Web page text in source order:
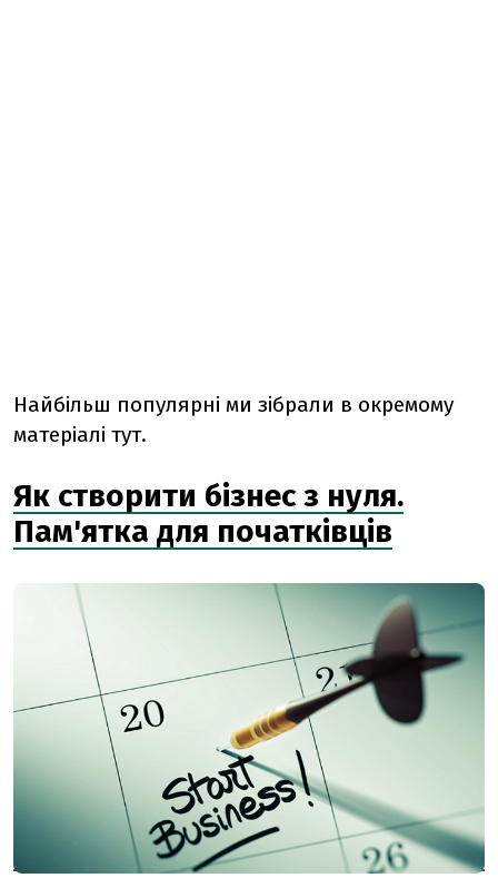
Найбільш популярні ми зібрали в окремому
матеріалі тут.
Як створити бізнес з нуля.
Пам'ятка для початківців